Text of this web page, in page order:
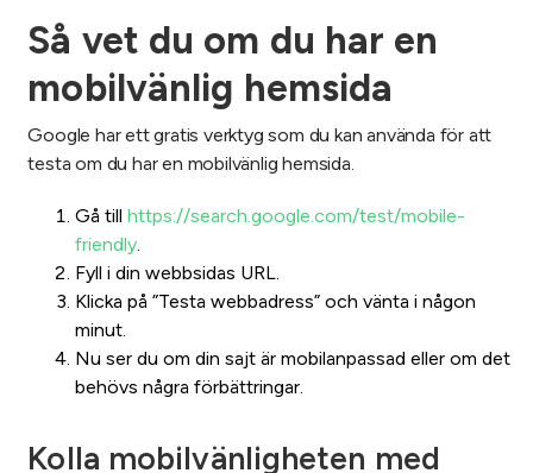
Så vet du om du har en
mobilvänlig hemsida
Google har ett gratis verktyg som du kan använda för att
testa om du har en mobilvänlig hemsida.
Gå tillhttps://search.google.com/test/mobile-
friendly.
Fyll i din webbsidas URL.
Klicka på ”Testa webbadress” och vänta i någon
minut.
Nu ser du om din sajt är mobilanpassad eller om det
behövs några förbättringar.
Kolla mobilvänligheten med